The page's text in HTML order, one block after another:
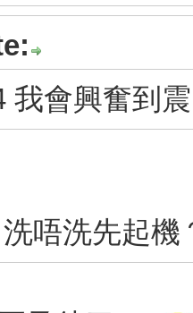
我會興奮到震
唔洗先起機